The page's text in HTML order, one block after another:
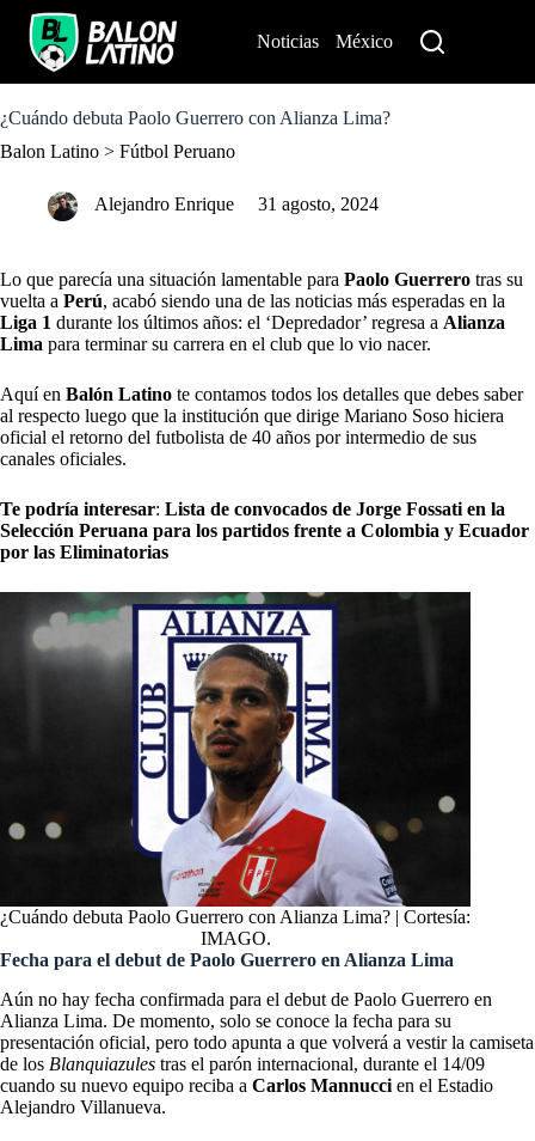
o
o
Noticias México
¿Cuándo debuta Paolo Guerrero con Alianza Lima?
Balon Latino > Fútbol Peruano
Alejandro Enrique 31 agosto, 2024
Lo que parecía una situación lamentable para Paolo Guerrero tras su
vuelta a Perú, acabó siendo una de las noticias más esperadas en la
Liga 1 durante los últimos años: el ‘Depredador’ regresa a Alianza
Lima para terminar su carrera en el club que lo vio nacer.
Aquí en Balón Latino te contamos todos los detalles que debes saber
al respecto luego que la institución que dirige Mariano Soso hiciera
oficial el retorno del futbolista de 40 años por intermedio de sus
canales oficiales.
Te podría interesar: Lista de convocados de Jorge Fossati en la
Selección Peruana para los partidos frente a Colombia y Ecuador
por las Eliminatorias
¿Cuándo debuta Paolo Guerrero con Alianza Lima? | Cortesía:
IMAGO.
Fecha para el debut de Paolo Guerrero en Alianza Lima
Aún no hay fecha confirmada para el debut de Paolo Guerrero en
Alianza Lima. De momento, solo se conoce la fecha para su
presentación oficial, pero todo apunta a que volverá a vestir la camiseta
de los Blanquiazules tras el parón internacional, durante el 14/09
cuando su nuevo equipo reciba a Carlos Mannucci en el Estadio
Alejandro Villanueva.